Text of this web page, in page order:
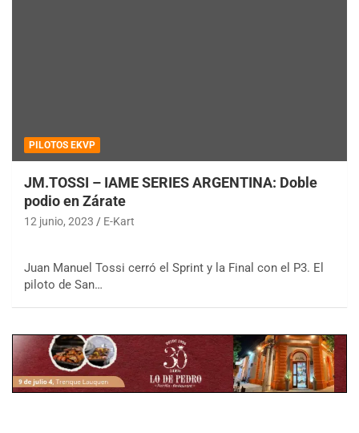
PILOTOS EKVP
JM.TOSSI – IAME SERIES ARGENTINA: Doble
podio en Zárate
12 junio, 2023 E-Kart
Juan Manuel Tossi cerró el Sprint y la Final con el P3. El
piloto de San…
COBERTURA ESPECIAL DE E-KART.COM.AR
08/09-AGO
IAME SERIES ARGENTINA 6
Ramiro Tot (Asfalto)
Baradero (Buenos Aires)